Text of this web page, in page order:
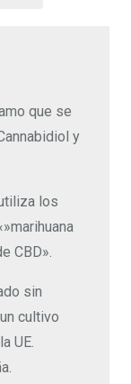
que se
y
los
CBD».
sin
cultivo
UE.